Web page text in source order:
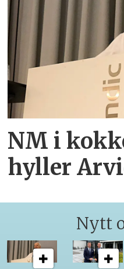
NM i
hyller
Nytt